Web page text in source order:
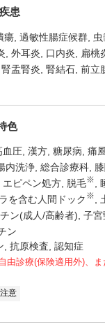
患
瘍 過敏性腸症候群 虫
外耳炎 口内炎 扁桃
腎盂腎炎 腎結石 前立
色
血圧 漢方 糖尿病 痛
内洗浄 総合診療科
エピペン処方 脱毛※
を含む人間ドック ※
ン(成人/高齢者) 子宮
ン
, 抗原検査, 認知症
由診療(保険適用外)、
意